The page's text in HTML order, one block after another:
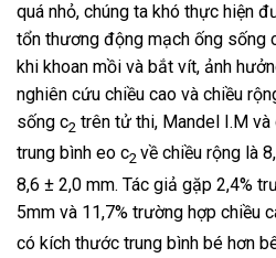
quá nhỏ, chúng ta khó thực hiện
tổn thương động mạch ống sống
khi khoan mồi và bắt vít, ảnh
nghiên cứu chiều cao và chiều
sống c2 trên tử thi, Mandel I.M
trung bình eo c2 về chiều rộng là
8,6 ± 2,0 mm. Tác giả gặp 2,4%
5mm và 11,7% trường hợp chiều
có kích thước trung bình bé hơn